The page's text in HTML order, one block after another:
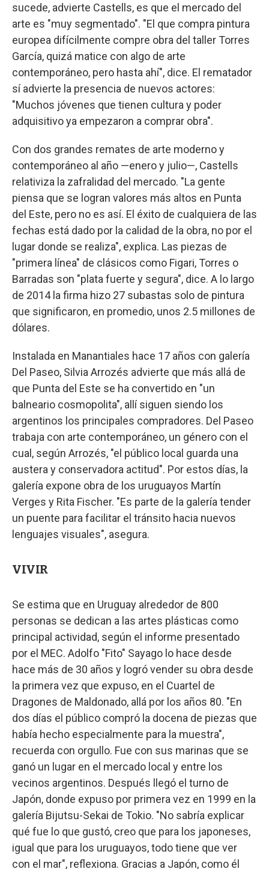
sucede, advierte Castells, es que el mercado del
arte es "muy segmentado". "El que compra pintura
europea difícilmente compre obra del taller Torres
García, quizá matice con algo de arte
contemporáneo, pero hasta ahí", dice. El rematador
sí advierte la presencia de nuevos actores:
"Muchos jóvenes que tienen cultura y poder
adquisitivo ya empezaron a comprar obra".
Con dos grandes remates de arte moderno y
contemporáneo al año —enero y julio—, Castells
relativiza la zafralidad del mercado. "La gente
piensa que se logran valores más altos en Punta
del Este, pero no es así. El éxito de cualquiera de las
fechas está dado por la calidad de la obra, no por el
lugar donde se realiza", explica. Las piezas de
"primera línea" de clásicos como Figari, Torres o
Barradas son "plata fuerte y segura", dice. A lo largo
de 2014 la firma hizo 27 subastas solo de pintura
que significaron, en promedio, unos 2.5 millones de
dólares.
Instalada en Manantiales hace 17 años con galería
Del Paseo, Silvia Arrozés advierte que más allá de
que Punta del Este se ha convertido en "un
balneario cosmopolita", allí siguen siendo los
argentinos los principales compradores. Del Paseo
trabaja con arte contemporáneo, un género con el
cual, según Arrozés, "el público local guarda una
austera y conservadora actitud". Por estos días, la
galería expone obra de los uruguayos Martín
Verges y Rita Fischer. "Es parte de la galería tender
un puente para facilitar el tránsito hacia nuevos
lenguajes visuales", asegura.
VIVIR
Se estima que en Uruguay alrededor de 800
personas se dedican a las artes plásticas como
principal actividad, según el informe presentado
por el MEC. Adolfo "Fito" Sayago lo hace desde
hace más de 30 años y logró vender su obra desde
la primera vez que expuso, en el Cuartel de
Dragones de Maldonado, allá por los años 80. "En
dos días el público compró la docena de piezas que
había hecho especialmente para la muestra",
recuerda con orgullo. Fue con sus marinas que se
ganó un lugar en el mercado local y entre los
vecinos argentinos. Después llegó el turno de
Japón, donde expuso por primera vez en 1999 en la
galería Bijutsu-Sekai de Tokio. "No sabría explicar
qué fue lo que gustó, creo que para los japoneses,
igual que para los uruguayos, todo tiene que ver
con el mar", reflexiona. Gracias a Japón, como él